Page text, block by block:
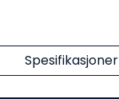
Spesifikasjoner